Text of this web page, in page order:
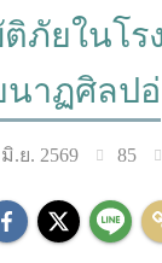
ภัยในโร
าฏศิลปอ่
.ย. 2569 85